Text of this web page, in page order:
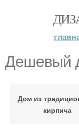
Дешевый
Дом из
кирпича